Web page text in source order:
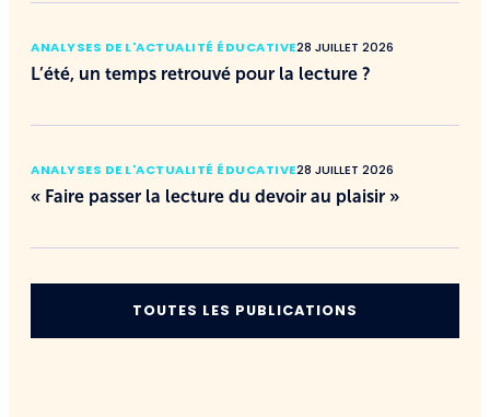
ANALYSES DE L'ACTUALITÉ ÉDUCATIVE28 JUILLET 2026
L’été, un temps retrouvé pour la lecture ?
ANALYSES DE L'ACTUALITÉ ÉDUCATIVE28 JUILLET 2026
« Faire passer la lecture du devoir au plaisir »
TOUTES LES PUBLICATIONS